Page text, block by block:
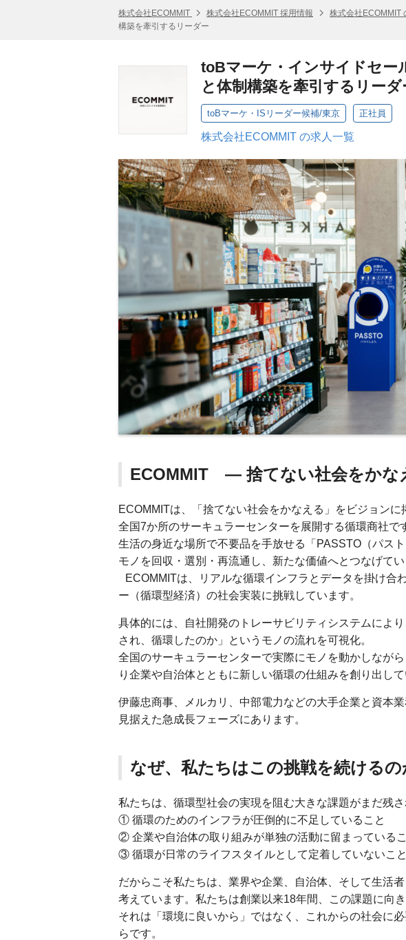
株式会社ECOMMIT 株式会社ECOMMIT 採用情報 株式会社ECOMMIT
構築を牽引するリーダー
toBマーケ・インサイドセー
と体制構築を牽引するリーダ
toBマーケ・ISリーダー候補/東京 正社員
株式会社ECOMMIT の求人一覧
ECOMMIT — 捨てない社会をか
ECOMMITは、「捨てない社会をかなえる」をビジョン
全国7か所のサーキュラーセンターを展開する循環商社で
生活の身近な場所で不要品を手放せる「PASSTO（パス
モノを回収・選別・再流通し、新たな価値へとつなげてい
ECOMMITは、リアルな循環インフラとデータを掛け合
ー（循環型経済）の社会実装に挑戦しています。
具体的には、自社開発のトレーサビリティシステムによ
され、循環したのか」というモノの流れを可視化。
全国のサーキュラーセンターで実際にモノを動かしなが
り企業や自治体とともに新しい循環の仕組みを創り出して
伊藤忠商事、メルカリ、中部電力などの大手企業と資本
見据えた急成長フェーズにあります。
なぜ、私たちはこの挑戦を続けるの
私たちは、循環型社会の実現を阻む大きな課題がまだ残さ
① 循環のためのインフラが圧倒的に不足していること
② 企業や自治体の取り組みが単独の活動に留まっている
③ 循環が日常のライフスタイルとして定着していないこと
だからこそ私たちは、業界や企業、自治体、そして生活
考えています。私たちは創業以来18年間、この課題に向
それは「環境に良いから」ではなく、これからの社会に
らです。